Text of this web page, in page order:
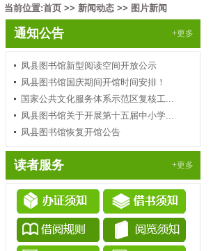
当前位置:首页 >> 新闻动态 >> 图片新闻
通知公告 +更多
凤县图书馆新型阅读空间开放公示
凤县图书馆国庆期间开馆时间安排！
国家公共文化服务体系示范区复核工...
凤县图书馆关于开展第十五届中小学...
凤县图书馆恢复开馆公告
读者服务 +更多